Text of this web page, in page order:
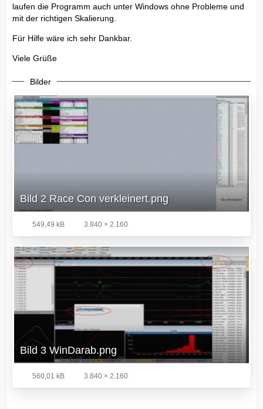
laufen die Programm auch unter Windows ohne Probleme und
mit der richtigen Skalierung.
Für Hilfe wäre ich sehr Dankbar.
Viele Grüße
Bilder
Bild 2 Race Con verkleinert.png
549,49 kB 3.840 × 2.160
Bild 3 WinDarab.png
560,01 kB 3.840 × 2.160